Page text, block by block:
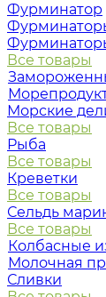
Фурминатор
Все товары
Морские
Все товары
Рыба
Все товары
Креветки
Все товары
Сельдь
Все товары
Колбасные
Молочная
Сливки